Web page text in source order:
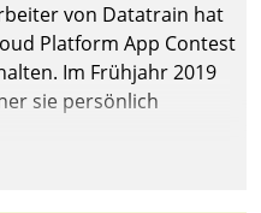
von Datatrain hat
Platform App Contest
Im Frühjahr 2019
sie persönlich